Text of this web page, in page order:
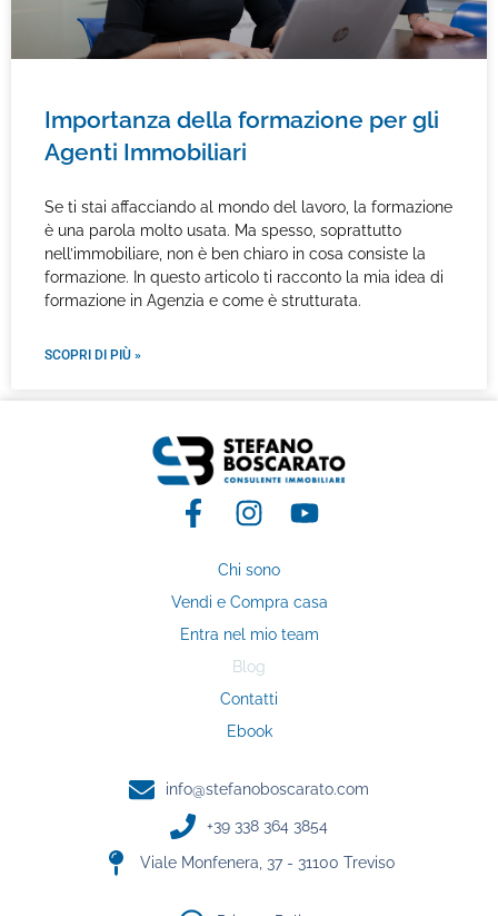
Importanza della formazione per gli
Agenti Immobiliari
Se ti stai affacciando al mondo del lavoro, la formazione
è una parola molto usata. Ma spesso, soprattutto
nell’immobiliare, non è ben chiaro in cosa consiste la
formazione. In questo articolo ti racconto la mia idea di
formazione in Agenzia e come è strutturata.
SCOPRI DI PIÙ »
Chi sono
Vendi e Compra casa
Entra nel mio team
Blog
Contatti
Ebook
info@stefanoboscarato.com​
+39 338 364 3854​
Viale Monfenera, 37 - 31100 Treviso